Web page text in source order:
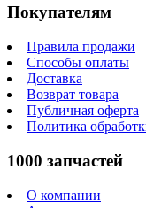
Покупателям
Правила продажи
Способы оплаты
Доставка
Возврат товара
Публичная оферта
Политика
1000 запчастей
О компании